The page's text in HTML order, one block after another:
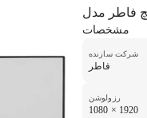
مشخصات
شرکت سازنده
فاطر
رزولوشن
1080 × 1920